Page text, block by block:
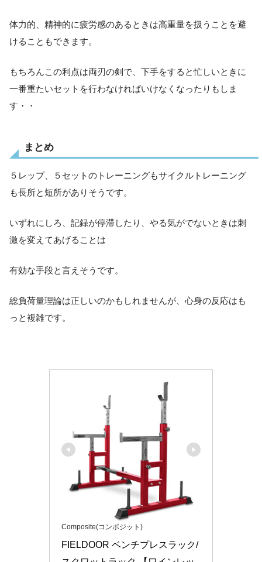
体力的、精神的に疲労感のあるときは高重量を扱うことを避
けることもできます。
もちろんこの利点は両刃の剣で、下手をすると忙しいときに
一番重たいセットを行わなければいけなくなったりもしま
す・・
まとめ
５レップ、５セットのトレーニングもサイクルトレーニング
も長所と短所がありそうです。
いずれにしろ、記録が停滞したり、やる気がでないときは刺
激を変えてあげることは
有効な手段と言えそうです。
総負荷量理論は正しいのかもしれませんが、心身の反応はも
っと複雑です。
Composite(コンポジット)
FIELDOOR ベンチプレスラック/